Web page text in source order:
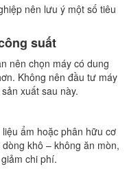
nên lưu ý một số tiêu
suất
nên chọn máy có dung
Không nên đầu tư máy
xuất sau này.
ẩm hoặc phân hữu cơ
khô – không ăn mòn,
chi phí.